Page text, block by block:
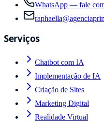
WhatsApp — fale
Serviços
Chatbot com IA
Implementação de IA
Criação de Sites
Marketing Digital
Realidade Virtual